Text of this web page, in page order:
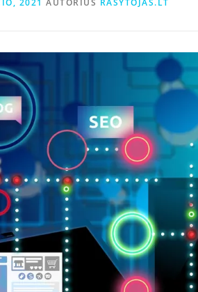
2021 AUTORIUS RASYTOJAS.LT